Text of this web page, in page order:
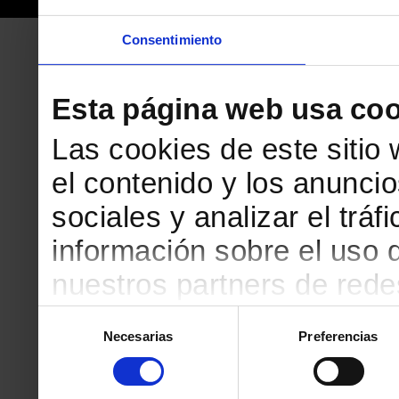
Consentimiento
Esta página web usa
Las cookies de este sitio
el contenido y los
sociales y analizar el
información sobre el uso
nuestros partners de
que les haya
partir del uso que haya
consentimiento
Necesarias Preferencias